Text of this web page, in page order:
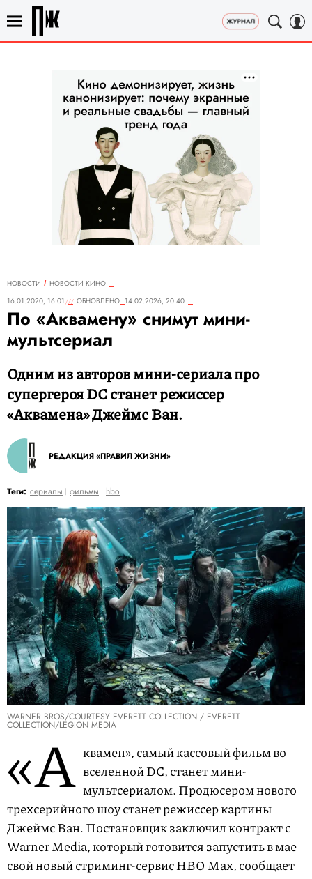
НОВОСТИ
НОВОСТИ КИНО
16.01.2020, 16:01
ОБНОВЛЕНО 14.02.2026, 20:40
По «Аквамену» снимут мини-
мультсериал
Одним из авторов мини-сериала про
супергероя DC станет режиссер
«Аквамена» Джеймс Ван.
РЕДАКЦИЯ «ПРАВИЛ ЖИЗНИ»
Теги: сериалы фильмы hbo
WARNER BROS/COURTESY EVERETT COLLECTION / EVERETT
COLLECTION/LEGION MEDIA
«А квамен», самый кассовый фильм во
вселенной DC, станет мини-
мультсериалом. Продюсером нового
трехсерийного шоу станет режиссер картины
Джеймс Ван. Постановщик заключил контракт с
Warner Media, который готовится запустить в мае
свой новый стриминг-сервис HBO Max,сообщает